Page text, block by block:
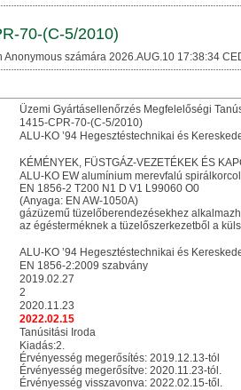
70-(C-5/2010)
számára 2026.AUG.10 17:38:34
Üzemi Gyártásellenőrzés Megfelelőségi
1415-CPR-70-(C-5/2010)
ALU-KO ’94 Hegesztéstechnikai és
KÉMÉNYEK, FÜSTGÁZ-VEZETÉKEK ÉS
ALU-KO EW alumínium merevfalú
EN 1856-2 T200 N1 D V1 L99060 O0
(Anyaga: EN AW-1050A)
gázüzemű tüzelőberendezésekhez
az égésterméknek a tüzelőszerkezetből a
ALU-KO ’94 Hegesztéstechnikai és
EN 1856-2:2009 szabvány
2019.02.27
2
2020.11.23
2022.02.15
Tanúsitási Iroda
Kiadás:2.
Érvényesség megerősítés: 2019.12.13-tól
Érvényesség megerősítve: 2020.11.23-tól.
Érvényesség visszavonva: 2022.02.15-től.